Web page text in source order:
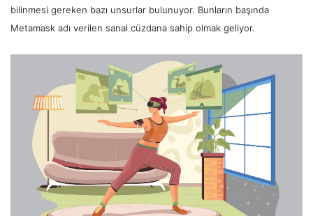
bilinmesi gereken bazı unsurlar bulunuyor. Bunların başında
Metamask adı verilen sanal cüzdana sahip olmak geliyor.